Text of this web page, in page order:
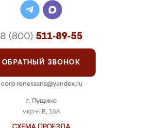
г. Пущино
мкр-н В, 16А
8 (800) 511-89-55
ОБРАТНЫЙ ЗВОНОК
corp-renessans@yandex.ru